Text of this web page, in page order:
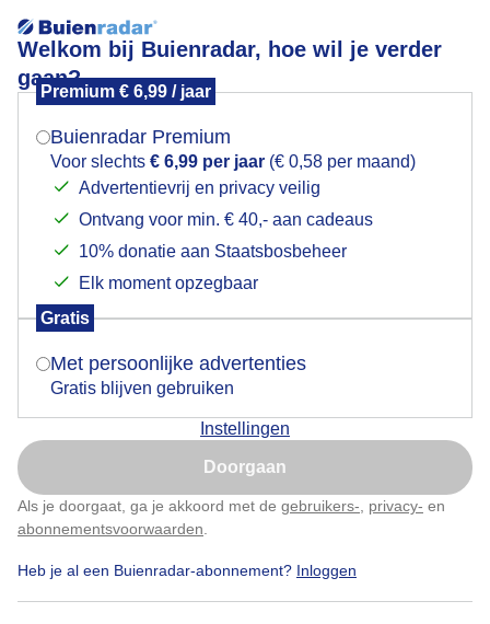
Welkom bij Buienradar, hoe wil je verder
gaan?
Premium € 6,99 / jaar
Buienradar Premium
Voor slechts € 6,99 per jaar (€ 0,58 per maand)
Advertentievrij en privacy veilig
Ontvang voor min. € 40,- aan cadeaus
10% donatie aan Staatsbosbeheer
Elk moment opzegbaar
Gratis
Met persoonlijke advertenties
Gratis blijven gebruiken
Instellingen
Doorgaan
Als je doorgaat, ga je akkoord met de gebruikers- privacy- en
abonnementsvoorwaarden
Heb je al een Buienradar-abonnement? Inloggen
25 graden op het strand
25 graden op het waddenstrandje Dit stukje ligt net
uit de wind daarom is het hier zo warm
Door: Arnout Bolt Gemaakt: 06-04-2024, 85x bekeken
Mogen we je locatie gebruiken voor het
Indien je hier nog geen akkoord op hebt gegeven,
verschijnt er zo een pop-up uit je browser waarin
Is goed, toon de popup
Nu niet, misschien later
Klik hierom dit aan te passen